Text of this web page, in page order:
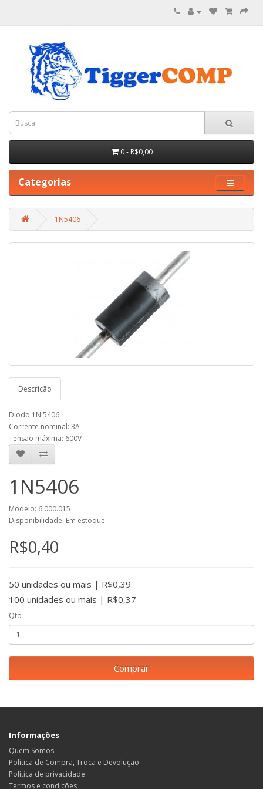
0 - R$0,00
Categorias
1N5406
Descrição
Diodo 1N 5406
Corrente nominal: 3A
Tensão máxima: 600V
1N5406
Modelo: 6.000.015
Disponibilidade: Em estoque
R$0,40
50 unidades ou mais | R$0,39
100 unidades ou mais | R$0,37
Qtd
Comprar
Informações
Quem Somos
Política de Compra, Troca e Devolução
Política de privacidade
Termos e condições